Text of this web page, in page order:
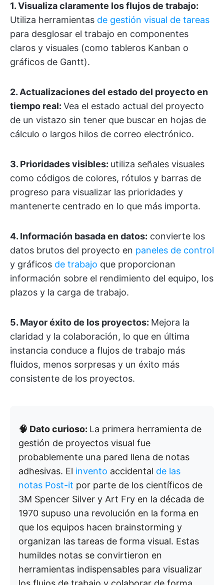
1. Visualiza claramente los flujos de trabajo:
Utiliza herramientas de gestión visual de tareas
para desglosar el trabajo en componentes
claros y visuales (como tableros Kanban o
gráficos de Gantt).
2. Actualizaciones del estado del proyecto en
tiempo real: Vea el estado actual del proyecto
de un vistazo sin tener que buscar en hojas de
cálculo o largos hilos de correo electrónico.
3. Prioridades visibles: utiliza señales visuales
como códigos de colores, rótulos y barras de
progreso para visualizar las prioridades y
mantenerte centrado en lo que más importa.
4. Información basada en datos: convierte los
datos brutos del proyecto en paneles de control
y gráficos de trabajo que proporcionan
información sobre el rendimiento del equipo, los
plazos y la carga de trabajo.
5. Mayor éxito de los proyectos: Mejora la
claridad y la colaboración, lo que en última
instancia conduce a flujos de trabajo más
fluidos, menos sorpresas y un éxito más
consistente de los proyectos.
🧠 Dato curioso: La primera herramienta de
gestión de proyectos visual fue
probablemente una pared llena de notas
adhesivas. El invento accidental de las
notas Post-it por parte de los científicos de
3M Spencer Silver y Art Fry en la década de
1970 supuso una revolución en la forma en
que los equipos hacen brainstorming y
organizan las tareas de forma visual. Estas
humildes notas se convirtieron en
herramientas indispensables para visualizar